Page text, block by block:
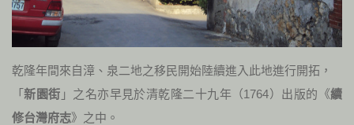
乾隆年間來自漳、泉二地之移民開始陸續進入此地進行開拓，
「新園街 」之名亦早見於清乾隆二十九年（1764）出版的《續
修台灣府志》之中。